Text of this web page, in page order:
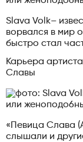
Slava Volk–
ворвался в мир
быстро стал
Карьера
Славы
«Певица Слава
слышали и